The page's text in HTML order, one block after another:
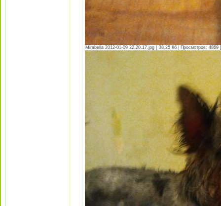
Mirabella 2012-01-09 22.20.17.jpg [ 38.25 Кб | Просмотров: 4869 ]